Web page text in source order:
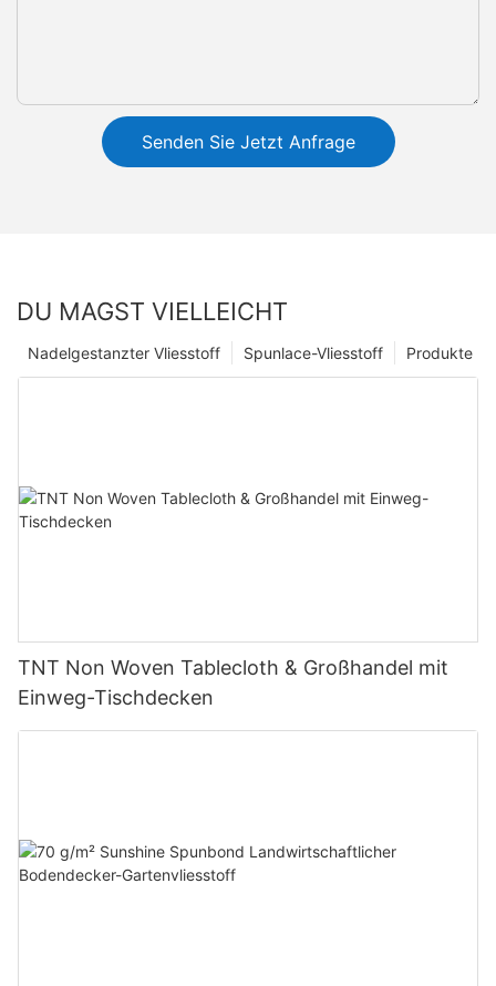
Senden Sie Jetzt Anfrage
DU MAGST VIELLEICHT
Produkte
Spunlace-Vliesstoff
Nadelgestanzter Vliesstoff
TNT Non Woven Tablecloth & Großhandel mit
Einweg-Tischdecken